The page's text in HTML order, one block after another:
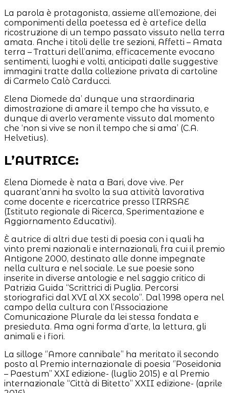
La parola è protagonista, assieme all’emozione, dei
componimenti della poetessa ed è artefice della
ricostruzione di un tempo passato vissuto nella terra
amata. Anche i titoli delle tre sezioni, Affetti – Amata
terra – Tratturi dell’anima, efficacemente evocano
sentimenti, luoghi e volti, anticipati dalle suggestive
immagini tratte dalla collezione privata di cartoline
di Carmelo Calò Carducci.
Elena Diomede da’ dunque una straordinaria
dimostrazione di amare il tempo che ha vissuto, e
dunque di averlo veramente vissuto dal momento
che ‘non si vive se non il tempo che si ama’ (C.A.
Helvetius).
L’AUTRICE:
Elena Diomede è nata a Bari, dove vive. Per
quarant’anni ha svolto la sua attività lavorativa
come docente e ricercatrice presso l’IRRSAE
(Istituto regionale di Ricerca, Sperimentazione e
Aggiornamento Educativi).
È autrice di altri due testi di poesia con i quali ha
vinto premi nazionali e internazionali, fra cui il premio
Antigone 2000, destinato alle donne impegnate
nella cultura e nel sociale. Le sue poesie sono
inserite in diverse antologie e nel saggio critico di
Patrizia Guida “Scrittrici di Puglia. Percorsi
storiografici dal XVI al XX secolo”. Dal 1998 opera nel
campo della cultura con l’Associazione
Comunicazione Plurale da lei stessa fondata e
presieduta. Ama ogni forma d’arte, la lettura, gli
animali e i fiori.
La silloge ‘’Amore cannibale’’ ha meritato il secondo
posto al Premio internazionale di poesia ‘’Poseidonia
– Paestum’’ XXI edizione- (luglio 2015) e al Premio
internazionale “Città di Bitetto’’ XXII edizione- (aprile